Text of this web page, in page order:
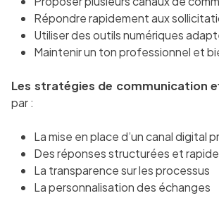
Répondre rapidement aux
Utiliser des outils numériques
Maintenir un ton professionnel et
Les stratégies de communication
par :
La mise en place d’un canal digital
Des réponses structurées et
La transparence sur les processus
La personnalisation des échanges